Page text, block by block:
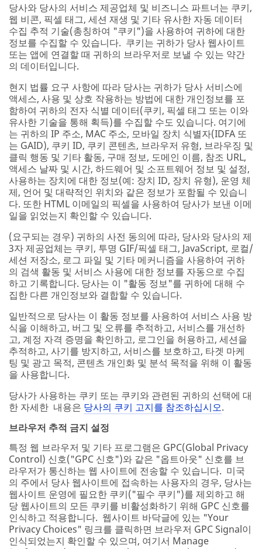
당사와 당사의 서비스 제공업체 및 비즈니스 파트너는 쿠키,
웹 비콘, 픽셀 태그, 세션 재생 및 기타 유사한 자동 데이터
수집 추적 기술(총칭하여 "쿠키")을 사용하여 귀하에 대한
정보를 수집할 수 있습니다. 쿠키는 귀하가 당사 웹사이트
또는 앱에 연결할 때 귀하의 브라우저로 보낼 수 있는 약간
의 데이터입니다.
현지 법률 요구 사항에 따라 당사는 귀하가 당사 서비스에
액세스, 사용 및 상호 작용하는 방법에 대한 개인정보를 포
함하여 귀하의 전자 식별 데이터(쿠키, 픽셀 태그 또는 이와
유사한 기술을 통해 획득)를 수집할 수도 있습니다. 여기에
는 귀하의 IP 주소, MAC 주소, 모바일 장치 식별자(IDFA 또
는 GAID), 쿠키 ID, 쿠키 콘텐츠, 브라우저 유형, 브라우징 및
클릭 행동 및 기타 활동, 구매 정보, 도메인 이름, 참조 URL,
액세스 날짜 및 시간, 하드웨어 및 소프트웨어 정보 및 설정,
사용하는 장치에 대한 정보(예: 장치 ID, 장치 유형), 운영 체
제, 언어 및 대략적인 위치와 같은 정보가 포함될 수 있습니
다. 또한 HTML 이메일의 픽셀을 사용하여 당사가 보낸 이메
일을 읽었는지 확인할 수 있습니다.
(요구되는 경우) 귀하의 사전 동의에 따라, 당사와 당사의 제
3자 제공업체는 쿠키, 투명 GIF/픽셀 태그, JavaScript, 로컬/
세션 저장소, 로그 파일 및 기타 메커니즘을 사용하여 귀하
의 검색 활동 및 서비스 사용에 대한 정보를 자동으로 수집
하고 기록합니다. 당사는 이 "활동 정보"를 귀하에 대해 수
집한 다른 개인정보와 결합할 수 있습니다.
일반적으로 당사는 이 활동 정보를 사용하여 서비스 사용 방
식을 이해하고, 버그 및 오류를 추적하고, 서비스를 개선하
고, 계정 자격 증명을 확인하고, 로그인을 허용하고, 세션을
추적하고, 사기를 방지하고, 서비스를 보호하고, 타겟 마케
팅 및 광고 목적, 콘텐츠 개인화 및 분석 목적을 위해 이 활동
을 사용합니다.
당사가 사용하는 쿠키 또는 쿠키와 관련된 귀하의 선택에 대
한 자세한 내용은 당사의 쿠키 고지를 참조하십시오.
브라우저 추적 금지 설정
특정 웹 브라우저 및 기타 프로그램은 GPC(Global Privacy
Control) 신호("GPC 신호")와 같은 "옵트아웃" 신호를 브
라우저가 통신하는 웹 사이트에 전송할 수 있습니다. 미국
의 주에서 당사 웹사이트에 접속하는 사용자의 경우, 당사는
웹사이트 운영에 필요한 쿠키("필수 쿠키")를 제외하고 해
당 웹사이트의 모든 쿠키를 비활성화하기 위해 GPC 신호를
인식하고 적용합니다. 웹사이트 바닥글에 있는 "Your
Privacy Choices" 링크를 클릭하면 브라우저 GPC Signal이
인식되었는지 확인할 수 있으며, 여기서 Manage